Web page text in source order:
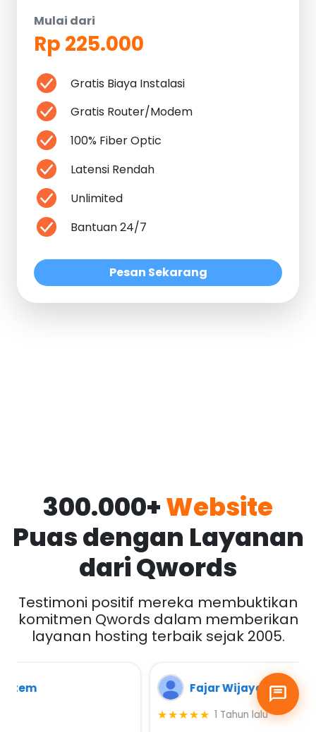
Mulai dari
Rp 225.000
Gratis Biaya Instalasi
Gratis Router/Modem
100% Fiber Optic
Latensi Rendah
Unlimited
Bantuan 24/7
Pesan Sekarang
300.000+Website
Puas dengan Layanan
dari Qwords
Testimoni positif mereka membuktikan
komitmen Qwords dalam memberikan
layanan hosting terbaik sejak 2005.
Fajar Wijayanto